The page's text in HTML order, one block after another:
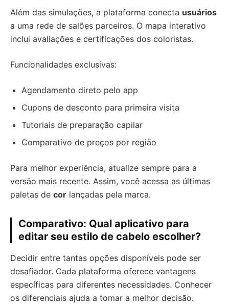
Além das simulações, a plataforma conecta usuários
a uma rede de salões parceiros. O mapa interativo
inclui avaliações e certificações dos coloristas.
Funcionalidades exclusivas:
Agendamento direto pelo app
Cupons de desconto para primeira visita
Tutoriais de preparação capilar
Comparativo de preços por região
Para melhor experiência, atualize sempre para a
versão mais recente. Assim, você acessa as últimas
paletas de cor lançadas pela marca.
Comparativo: Qual aplicativo para
editar seu estilo de cabelo escolher?
Decidir entre tantas opções disponíveis pode ser
desafiador. Cada plataforma oferece vantagens
específicas para diferentes necessidades. Conhecer
os diferenciais ajuda a tomar a melhor decisão.